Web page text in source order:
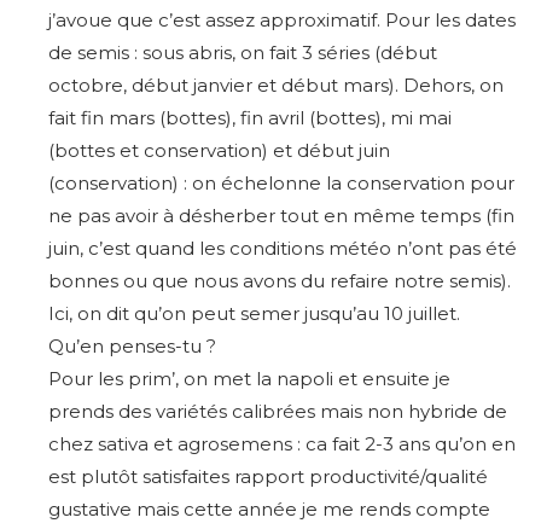
j’avoue que c’est assez approximatif. Pour les dates
de semis : sous abris, on fait 3 séries (début
octobre, début janvier et début mars). Dehors, on
fait fin mars (bottes), fin avril (bottes), mi mai
(bottes et conservation) et début juin
(conservation) : on échelonne la conservation pour
ne pas avoir à désherber tout en même temps (fin
juin, c’est quand les conditions météo n’ont pas été
bonnes ou que nous avons du refaire notre semis).
Ici, on dit qu’on peut semer jusqu’au 10 juillet.
Qu’en penses-tu ?
Pour les prim’, on met la napoli et ensuite je
prends des variétés calibrées mais non hybride de
chez sativa et agrosemens : ca fait 2-3 ans qu’on en
est plutôt satisfaites rapport productivité/qualité
gustative mais cette année je me rends compte